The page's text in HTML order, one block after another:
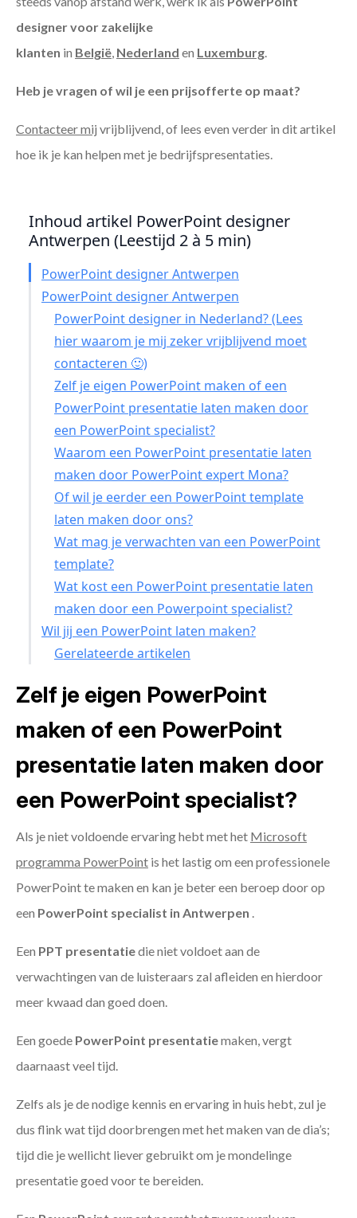
designer voor zakelijke
klanten in België, Nederland en Luxemburg.
Heb je vragen of wil je een prijsofferte op maat?
Contacteer mij vrijblijvend, of lees even verder in dit artikel
hoe ik je kan helpen met je bedrijfspresentaties.
Inhoud artikel PowerPoint designer
Antwerpen (Leestijd 2 à 5 min)
PowerPoint designer Antwerpen
PowerPoint designer Antwerpen
PowerPoint designer in Nederland? (Lees
hier waarom je mij zeker vrijblijvend moet
contacteren 🙂)
Zelf je eigen PowerPoint maken of een
PowerPoint presentatie laten maken door
een PowerPoint specialist?
Waarom een PowerPoint presentatie laten
maken door PowerPoint expert Mona?
Of wil je eerder een PowerPoint template
laten maken door ons?
Wat mag je verwachten van een PowerPoint
template?
Wat kost een PowerPoint presentatie laten
maken door een Powerpoint specialist?
Wil jij een PowerPoint laten maken?
Gerelateerde artikelen
Zelf je eigen PowerPoint
maken of een PowerPoint
presentatie laten maken door
een PowerPoint specialist?
Als je niet voldoende ervaring hebt met het Microsoft
programma PowerPoint is het lastig om een professionele
PowerPoint te maken en kan je beter een beroep door op
een PowerPoint specialist in Antwerpen .
Een PPT presentatiedie niet voldoet aan de
verwachtingen van de luisteraars zal afleiden en hierdoor
meer kwaad dan goed doen.
Een goede PowerPoint presentatiemaken, vergt
daarnaast veel tijd.
Zelfs als je de nodige kennis en ervaring in huis hebt, zul je
dus flink wat tijd doorbrengen met het maken van de dia’s;
tijd die je wellicht liever gebruikt om je mondelinge
presentatie goed voor te bereiden.